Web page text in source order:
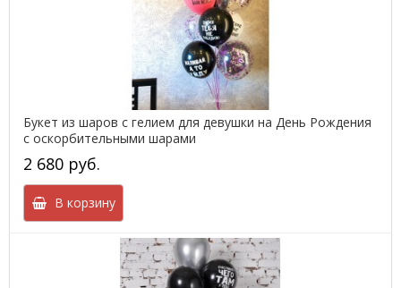
Букет из шаров с гелием для девушки на День Рождения
с оскорбительными шарами
2 680 руб.
В корзину